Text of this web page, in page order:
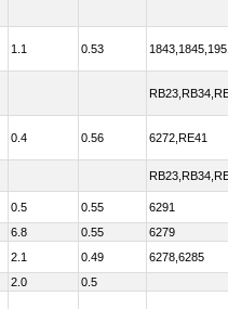
1.1 0.53
0.4 0.56 6272,RE41
0.5 0.55
6291
6.8 0.55
6279
2.1 0.49
6278,6285
2.0 0.5